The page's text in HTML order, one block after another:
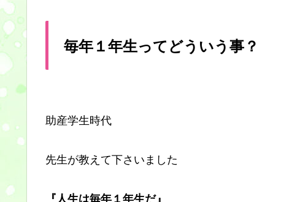
毎年１年生ってどういう事？
助産学生時代
先生が教えて下さいました
『人生は毎年１年生だ』